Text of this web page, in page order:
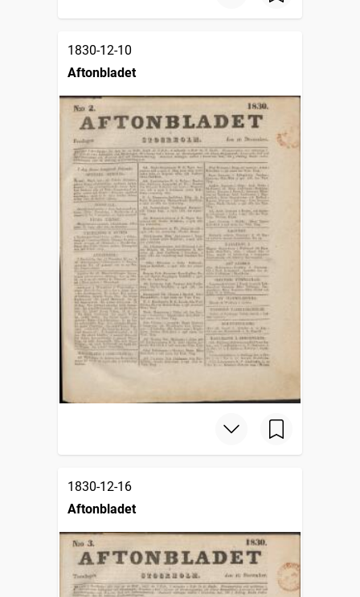
1830-12-10
Aftonbladet
1830-12-16
Aftonbladet